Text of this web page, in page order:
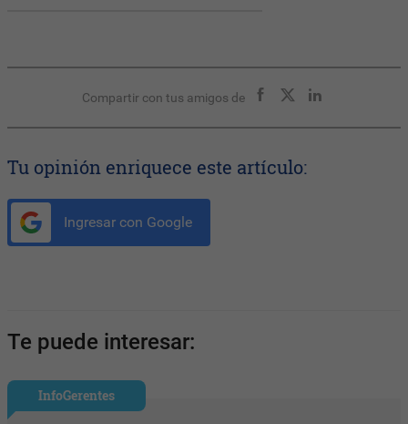
Compartir con tus amigos de
Tu opinión enriquece este artículo:
Ingresar con Google
Te puede interesar:
InfoGerentes